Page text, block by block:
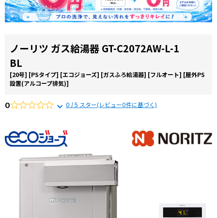
ノーリツ ガス給湯器 GT-C2072AW-L-1
BL
[20号] [PSタイプ] [エコジョーズ] [ガスふろ給湯器] [フルオート] [屋外PS
設置(アルコープ排気)]
0 0 / 5 スター(レビュー0件に基づく)